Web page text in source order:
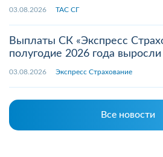
03.08.2026 ТАС СГ
Выплаты СК «Экспресс
полугодие 2026 года выросли
03.08.2026 Экспресс Страхование
Все новости